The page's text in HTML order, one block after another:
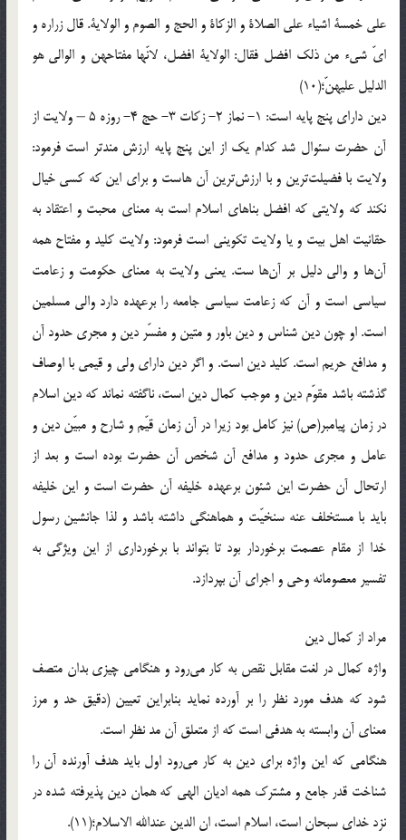
على خمسة اشياء على الصلاة و الزكاة و الحج و الصوم و الولاية. قال زراره و
اىّ شى‌ء من ذلك افضل فقال: الولاية افضل، لانّها مفتاحهن و الوالى هو
الدليل عليهنّ؛(10)
دين داراى پنج پايه است: 1- نماز 2- زكات 3- حج 4- روزه 5 – ولايت از
آن حضرت سئوال شد كدام يك از اين پنج پايه ارزش مندتر است فرمود:
ولايت با فضيلت‌ترين و با ارزش‌ترين آن هاست و براى اين كه كسى خيال
نكند كه ولايتى كه افضل بناهاى اسلام است به معناى محبت و اعتقاد به
حقانيت اهل بيت و يا ولايت تكوينى است فرمود: ولايت كليد و مفتاح همه
آن‌ها و والى دليل بر آن‌ها ست. يعنى ولايت به معناى حكومت و زعامت
سياسى است و آن كه زعامت سياسى جامعه را برعهده دارد والى مسلمين
است. او چون دين شناس و دين باور و متين و مفسّر دين و مجرى حدود آن
و مدافع حريم است. كليد دين است. و اگر دين داراى ولى و قيمى با اوصاف
گذشته باشد مقوّم دين و موجب كمال دين است، ناگفته نماند كه دين اسلام
در زمان پيامبر(ص) نيز كامل بود زيرا در آن زمان قيّم و شارح و مبيّن دين و
عامل و مجرى حدود و مدافع آن شخص آن حضرت بوده است و بعد از
ارتحال آن حضرت اين شئون برعهده خليفه آن حضرت است و اين خليفه
بايد با مستخلف عنه سنخيّت و هماهنگى داشته باشد و لذا جانشين رسول
خدا از مقام عصمت برخوردار بود تا بتواند با برخوردارى از اين ويژگى به
تفسير معصومانه وحى و اجراى آن بپردازد.
مراد از كمال دين
واژه كمال در لغت مقابل نقص به كار مى‌رود و هنگامى چيزى بدان متصف
شود كه هدف مورد نظر را بر آورده نمايد بنابراين تعيين (دقيق حد و مرز
معناى آن وابسته به هدفى است كه از متعلق آن مد نظر است.
هنگامى كه اين واژه براى دين به كار مى‌رود اول بايد هدف آورنده آن را
شناخت قدر جامع و مشترك همه اديان الهى كه همان دين پذيرفته شده در
نزد خداى سبحان است، اسلام است، ان الدين عندالله الاسلام؛(11).